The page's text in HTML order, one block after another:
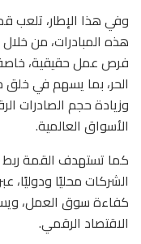
هذه المبادرات، من
فرص عمل حقيقية،
الحر، بما يسهم في
وزيادة حجم الصادرات
الأسواق العالمية.
كما تستهدف القمة ربط
الشركات محليًا ودوليًا،
كفاءة سوق العمل،
الاقتصاد الرقمي.